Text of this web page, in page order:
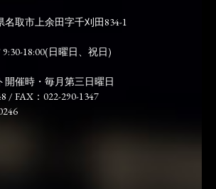
名取市上余田字千刈田834-1
18:00(日曜日、祝日)
開催時・毎月第三日曜日
/ FAX：022-290-1347